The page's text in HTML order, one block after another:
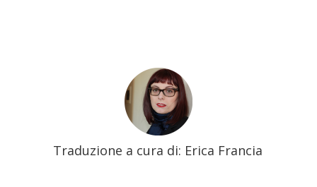
Traduzione a cura di: Erica Francia